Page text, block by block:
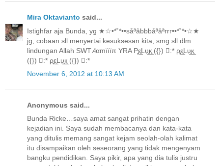
Mira Oktavianto said...
Istighfar aja Bunda, yg ★☆•*˚*••såªâbb‎​båªâªrrr••*˚*•☆★
jg, cobaan sll menyertai kesuksesan kita, smg sll dlm
lindungan Allah SWT ∕̴Ɩαmïïïπ YRA Ρ̥̥ε̲̣̣̣̥Lυ̲̣̥к̲̣̣̥ ({}) :* ρ̥̥ε̲̣̣̣̥Lυ̲̣̥к̲̣̣̥
({}) :* ρ̥̥ε̲̣̣̣̥Lυ̲̣̥к̲̣̣̥ ({}) :*
November 6, 2012 at 10:13 AM
Anonymous said...
Bunda Ricke…saya amat sangat prihatin dengan
kejadian ini. Saya sudah membacanya dan kata-kata
yang ditulis memang sangat kejam seolah-olah kalimat
itu disampaikan oleh seseorang yang tidak mengenyam
bangku pendidikan. Saya pikir, apa yang dia tulis justru